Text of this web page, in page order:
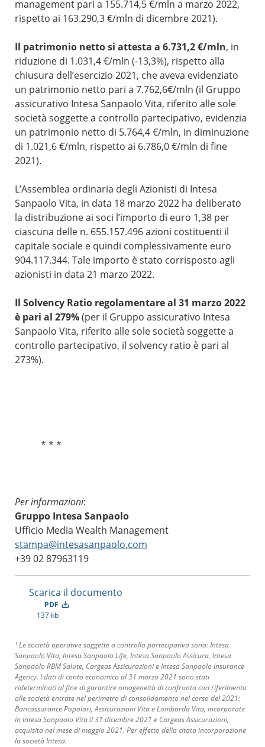
management pari a 155.714,5 €/mln a marzo 2022,
rispetto ai 163.290,3 €/mln di dicembre 2021).
Il patrimonio netto si attesta a 6.731,2 €/mln, in
riduzione di 1.031,4 €/mln (-13,3%), rispetto alla
chiusura dell’esercizio 2021, che aveva evidenziato
un patrimonio netto pari a 7.762,6€/mln (il Gruppo
assicurativo Intesa Sanpaolo Vita, riferito alle sole
società soggette a controllo partecipativo, evidenzia
un patrimonio netto di 5.764,4 €/mln, in diminuzione
di 1.021,6 €/mln, rispetto ai 6.786,0 €/mln di fine
2021).
L’Assemblea ordinaria degli Azionisti di Intesa
Sanpaolo Vita, in data 18 marzo 2022 ha deliberato
la distribuzione ai soci l’importo di euro 1,38 per
ciascuna delle n. 655.157.496 azioni costituenti il
capitale sociale e quindi complessivamente euro
904.117.344. Tale importo è stato corrisposto agli
azionisti in data 21 marzo 2022.
Il Solvency Ratio regolamentare al 31 marzo 2022
è pari al 279%(per il Gruppo assicurativo Intesa
Sanpaolo Vita, riferito alle sole società soggette a
controllo partecipativo, il solvency ratio è pari al
273%).
* * *
Per informazioni:
Gruppo Intesa Sanpaolo
Ufficio Media Wealth Management
stampa@intesasanpaolo.com
+39 02 87963119
Scarica il documento
PDF
137 kb
¹ Le società operative soggette a controllo partecipativo sono: Intesa
Sanpaolo Vita, Intesa Sanpaolo Life, Intesa Sanpaolo Assicura, Intesa
Sanpaolo RBM Salute, Cargeas Assicurazioni e Intesa Sanpaolo Insurance
Agency. I dati di conto economico al 31 marzo 2021 sono stati
rideterminati al fine di garantire omogeneità di confronto con riferimento
alle società entrate nel perimetro di consolidamento nel corso del 2021:
Bancassurance Popolari, Assicurazioni Vita e Lombarda Vita, incorporate
in Intesa Sanpaolo Vita il 31 dicembre 2021 e Cargeas Assicurazioni,
acquisita nel mese di maggio 2021. Per effetto della citata incorporazione
la società Intesa.